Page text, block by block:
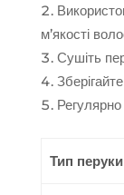
м’якості
Сушіть
Регулярно
Тип перуки